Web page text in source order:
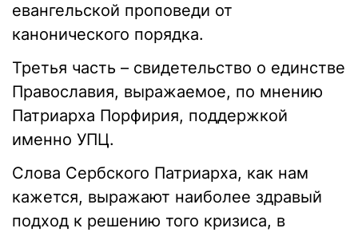
евангельской проповеди от
канонического порядка.
Третья часть – свидетельство о единстве
Православия, выражаемое, по мнению
Патриарха Порфирия, поддержкой
именно УПЦ.
Слова Сербского Патриарха, как нам
кажется, выражают наиболее здравый
подход к решению того кризиса, в